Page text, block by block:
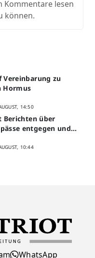
Kommentare lesen
können.
Vereinbarung zu
Hormus
14:50
über
entgegen und
10:44
WhatsApp